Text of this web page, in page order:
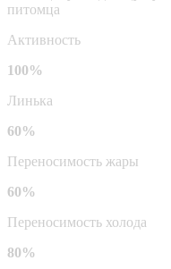
питомца
Активность
100%
Линька
60%
Переносимость жары
60%
Переносимость холода
80%